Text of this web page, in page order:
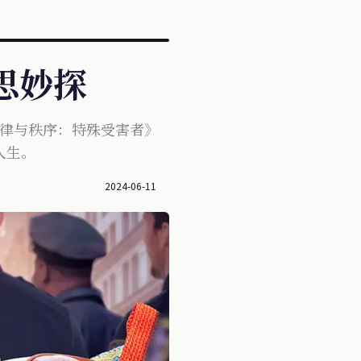
妙探
秩序：特殊受害者》
。
2024-06-11